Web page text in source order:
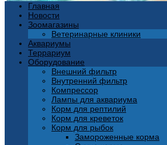
Главная
Новости
Зоомагазины
Ветеринарные клиники
Аквариумы
Террариум
Оборудование
Внешний фильтр
Внутренний фильтр
Компрессор
Лампы для аквариума
Корм для рептилий
Корм для креветок
Корм для рыбок
Замороженные корма